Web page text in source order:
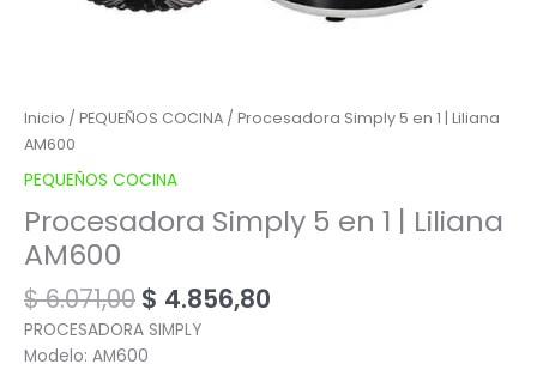
Inicio / PEQUEÑOS COCINA / Procesadora Simply 5 en 1 | Liliana
AM600
PEQUEÑOS COCINA
Procesadora Simply 5 en 1 | Liliana
AM600
$6.071,00 $ 4.856,80
PROCESADORA SIMPLY
Modelo: AM600